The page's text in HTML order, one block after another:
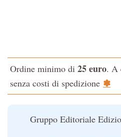
La Cabala
Il potere del serpente
Ordine minimo di 25 euro. A
senza costi di spedizione ✽
Gruppo Editoriale